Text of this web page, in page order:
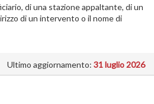
di una stazione appaltante, di un
di un intervento o il nome di
Ultimo aggiornamento: 31 luglio 2026